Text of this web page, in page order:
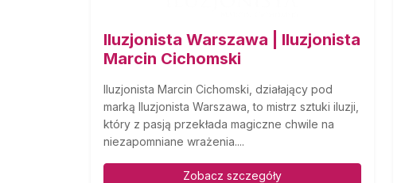
Iluzjonista Warszawa | Iluzjonista
Marcin Cichomski
Iluzjonista Marcin Cichomski, działający pod
marką Iluzjonista Warszawa, to mistrz sztuki iluzji,
który z pasją przekłada magiczne chwile na
niezapomniane wrażenia....
Zobacz szczegóły